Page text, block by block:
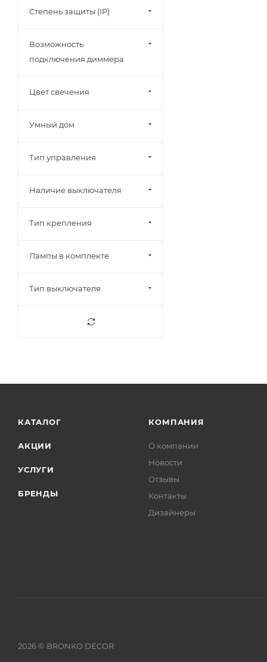
Степень защиты (IP)
Возможность
подключения диммера
Цвет свечения
Умный дом
Тип управления
Наличие выключателя
Тип крепления
Лампы в комплекте
Тип выключателя
КАТАЛОГ
АКЦИИ
УСЛУГИ
БРЕНДЫ
КОМПАНИЯ
О компании
Новости
Отзывы
Контакты
Дизайнеры
2026 © BRONKO DECOR